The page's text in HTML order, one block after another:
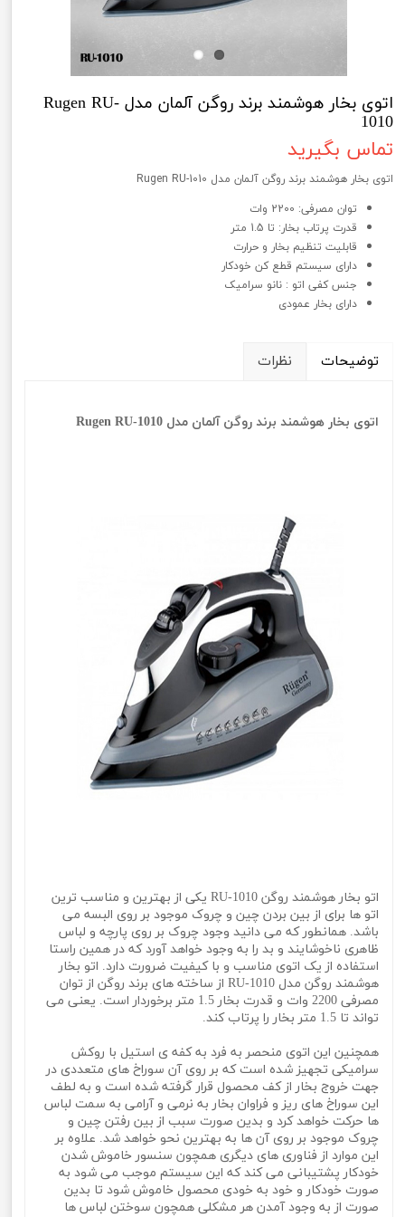
اتوی بخار هوشمند برند روگن آلمان مدل Rugen RU-
1010
تماس بگیرید
اتوی بخار هوشمند برند روگن آلمان مدل Rugen RU-1010
توان مصرفی: 2200 وات
قدرت پرتاب بخار: تا 1.5 متر
قابلیت تنظیم بخار و حرارت
دارای سیستم قطع کن خودکار
جنس کفی اتو : نانو سرامیک
دارای بخار عمودی
توضیحات نظرات
اتوی بخار هوشمند برند روگن آلمان مدل Rugen RU-1010
اتو بخار هوشمند روگن RU-1010 یکی از بهترین و مناسب ترین
اتو ها برای از بین بردن چین و چروک موجود بر روی البسه می
باشد. همانطور که می دانید وجود چروک بر روی پارچه و لباس
ظاهری ناخوشایند و بد را به وجود خواهد آورد که در همین راستا
استفاده از یک اتوی مناسب و با کیفیت ضرورت دارد. اتو بخار
هوشمند روگن مدل RU-1010 از ساخته های برند روگن از توان
مصرفی 2200 وات و قدرت بخار 1.5 متر برخوردار است. یعنی می
تواند تا 1.5 متر بخار را پرتاب کند.
همچنین این اتوی منحصر به فرد به کفه ی استیل با روکش
سرامیکی تجهیز شده است که بر روی آن سوراخ های متعددی در
جهت خروج بخار از کف محصول قرار گرفته شده است و به لطف
این سوراخ های ریز و فراوان بخار به نرمی و آرامی به سمت لباس
ها حرکت خواهد کرد و بدین صورت سبب از بین رفتن چین و
چروک موجود بر روی آن ها به بهترین نحو خواهد شد. علاوه بر
این موارد از فناوری های دیگری همچون سنسور خاموش شدن
خودکار پشتیبانی می کند که این سیستم موجب می شود به
صورت خودکار و خود به خودی محصول خاموش شود تا بدین
صورت از به وجود آمدن هر مشکلی همچون سوختن لباس ها